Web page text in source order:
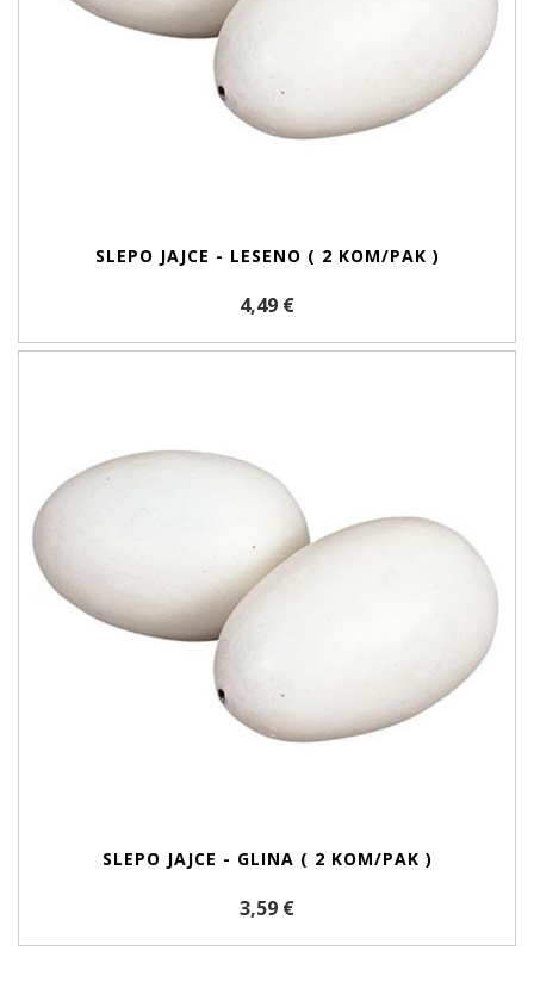
SLEPO JAJCE - LESENO ( 2 KOM/PAK )
4,49 €
SLEPO JAJCE - GLINA ( 2 KOM/PAK )
3,59 €